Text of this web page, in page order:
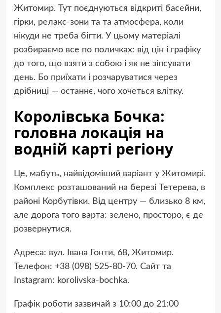
Житомир. Тут поєднуються відкриті басейни,
гірки, релакс-зони та та атмосфера, коли
нікуди не треба бігти. У цьому матеріалі
розбираємо все по поличках: від цін і графіку
до того, що взяти з собою і як не зіпсувати
день. Бо приїхати і розчаруватися через
дрібниці — останнє, чого хочеться влітку.
Королівська Бочка:
головна локація на
водній карті регіону
Це, мабуть, найвідоміший варіант у Житомирі.
Комплекс розташований на березі Тетерева, в
районі Корбутівки. Від центру — близько 8 км,
але дорога того варта: зелено, просторо, є де
розвернутися.
Адреса: вул. Івана Гонти, 68, Житомир.
Телефон: +38 (098) 525-80-70. Сайт та
Instagram: korolivska-bochka.
Графік роботи зазвичай з 10:00 до 21:00